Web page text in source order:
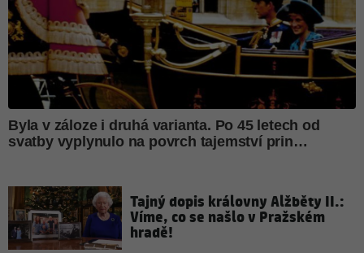
Tajný dopis královny Alžběty II.:
Víme, co se našlo v Pražském
hradě!